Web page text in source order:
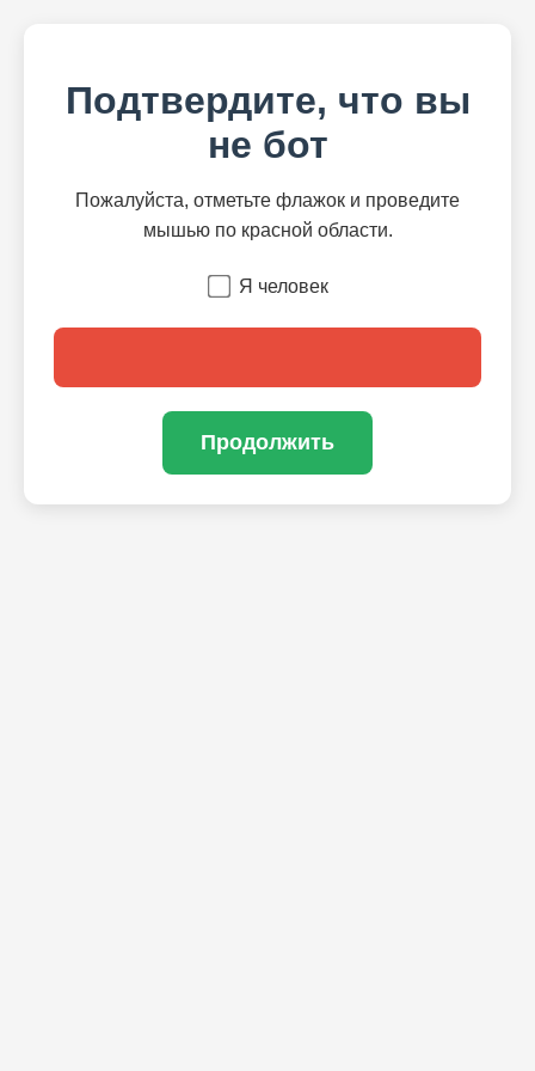
Подтвердите, что вы
не бот
Пожалуйста, отметьте флажок и проведите
мышью по красной области.
Я человек
Продолжить